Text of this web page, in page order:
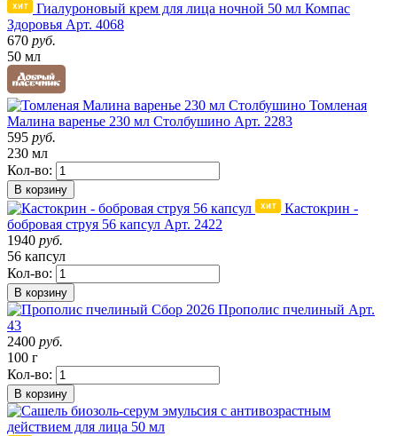
Гиалуроновый крем для лица ночной 50 мл Компас
Здоровья Арт. 4068
670 руб.
50 мл
Томленая
Малина варенье 230 мл Столбушино Арт. 2283
595 руб.
230 мл
Кол-во:
В корзину
Кастокрин -
бобровая струя 56 капсул Арт. 2422
1940 руб.
56 капсул
Кол-во:
В корзину
Сбор 2026 Прополис пчелиный Арт.
43
2400 руб.
100 г
Кол-во:
В корзину